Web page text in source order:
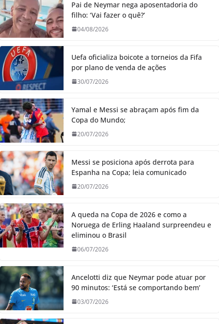
Pai de Neymar nega aposentadoria do
filho: ‘Vai fazer o quê?’
04/08/2026
Uefa oficializa boicote a torneios da Fifa
por plano de venda de ações
30/07/2026
Yamal e Messi se abraçam após fim da
Copa do Mundo;
20/07/2026
Messi se posiciona após derrota para
Espanha na Copa; leia comunicado
20/07/2026
A queda na Copa de 2026 e como a
Noruega de Erling Haaland surpreendeu e
eliminou o Brasil
06/07/2026
Ancelotti diz que Neymar pode atuar por
90 minutos: ‘Está se comportando bem’
03/07/2026